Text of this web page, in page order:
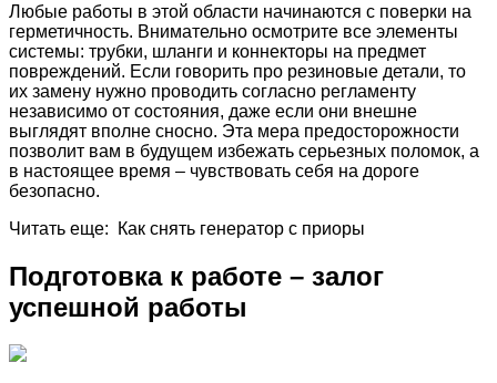
Любые работы в этой области начинаются с поверки на
герметичность. Внимательно осмотрите все элементы
системы: трубки, шланги и коннекторы на предмет
повреждений. Если говорить про резиновые детали, то
их замену нужно проводить согласно регламенту
независимо от состояния, даже если они внешне
выглядят вполне сносно. Эта мера предосторожности
позволит вам в будущем избежать серьезных поломок, а
в настоящее время – чувствовать себя на дороге
безопасно.
Читать еще: Как снять генератор с приоры
Подготовка к работе – залог
успешной работы